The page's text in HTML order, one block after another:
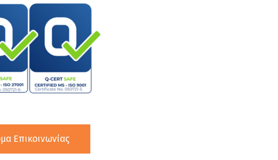
Επικοινωνίας